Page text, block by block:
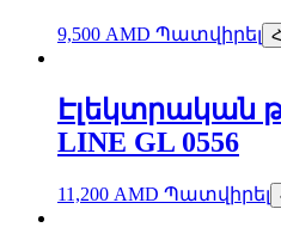
9,500 AMD Պատվիրել
Էլեկտրական
LINE GL 0556
11,200 AMD Պատվիրել